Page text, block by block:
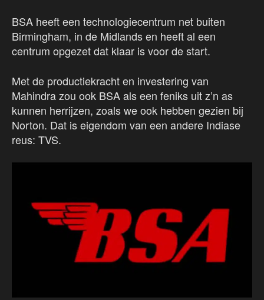
BSA heeft een technologiecentrum net buiten
Birmingham, in de Midlands en heeft al een
centrum opgezet dat klaar is voor de start.
Met de productiekracht en investering van
Mahindra zou ook BSA als een feniks uit z’n as
kunnen herrijzen, zoals we ook hebben gezien bij
Norton. Dat is eigendom van een andere Indiase
reus: TVS.